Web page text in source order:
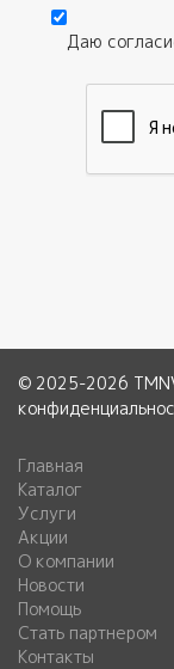
Даю
© 2025-2026
Главная
Каталог
Услуги
Акции
О компании
Новости
Помощь
Стать партнером
Контакты